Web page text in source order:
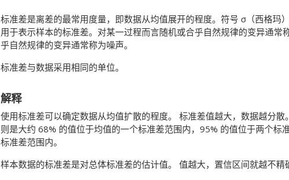
标准差是离差的最常用度量，即数据从均值展开的程度。 符号 σ（西格玛
用于表示样本的标准差。对某一过程而言随机或合乎自然规律的变异通常
乎自然规律的变异通常称为噪声。
标准差与数据采用相同的单位。
解释
使用标准差可以确定数据从均值扩散的程度。 标准差值越大，数据越分散。
则是大约 68% 的值位于均值的一个标准差范围内，95% 的值位于两个标
标准差范围内。
样本数据的标准差是对总体标准差的估计值。
值越大，置信区间就越不精